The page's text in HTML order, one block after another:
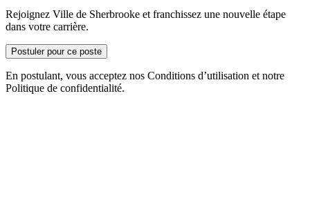
Rejoignez Ville de Sherbrooke et franchissez une nouvelle étape
dans votre carrière.
Postuler pour ce poste
En postulant, vous acceptez nos Conditions d’utilisation et notre
Politique de confidentialité.